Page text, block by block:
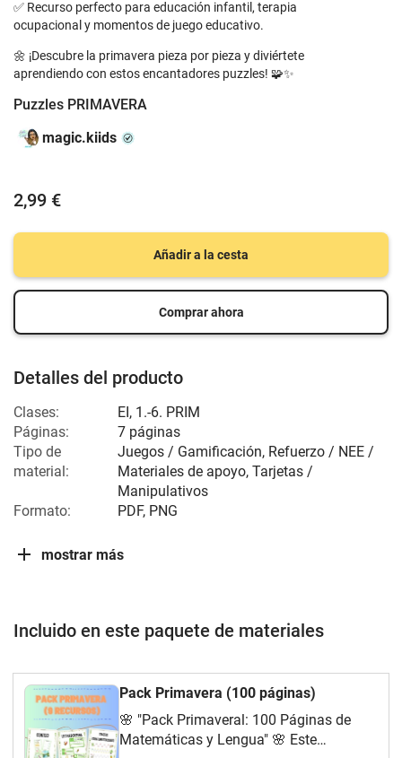
✅ Recurso perfecto para educación infantil, terapia
ocupacional y momentos de juego educativo.
🌼 ¡Descubre la primavera pieza por pieza y diviértete
aprendiendo con estos encantadores puzzles! 🧩✨
Puzzles PRIMAVERA
magic.kiids
2,99 €
Añadir a la cesta
Comprar ahora
Detalles del producto
Clases: EI, 1.-6. PRIM
Páginas:
7 páginas
Tipo de
material:
Juegos / Gamificación, Refuerzo / NEE /
Materiales de apoyo, Tarjetas /
Manipulativos
Formato:
PDF, PNG
mostrar más
Incluido en este paquete de materiales
Pack Primavera (100 páginas)
🌸 "Pack Primaveral: 100 Páginas de
Matemáticas y Lengua" 🌸 Este